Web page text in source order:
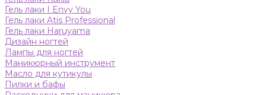
Гель лаки I Envy You
Гель лаки Atis Professional
Гель лаки Haruyama
Дизайн ногтей
Лампы для ногтей
Маникюрный инструмент
Масло для кутикулы
Пилки и бафы